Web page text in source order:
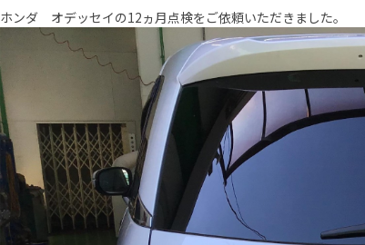
ホンダ オデッセイの12ヵ月点検をご依頼いただきました。